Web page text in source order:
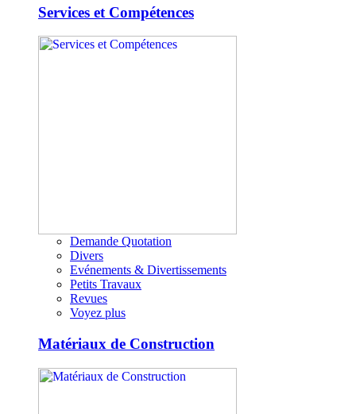
Services et Compétences
Demande Quotation
Divers
Evénements & Divertissements
Petits Travaux
Revues
Voyez plus
Matériaux de Construction